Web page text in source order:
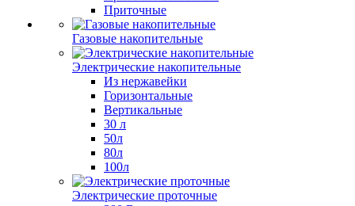
Приточные
Газовые накопительные
Электрические накопительные
Из нержавейки
Горизонтальные
Вертикальные
30 л
50л
80л
100л
Электрические проточные